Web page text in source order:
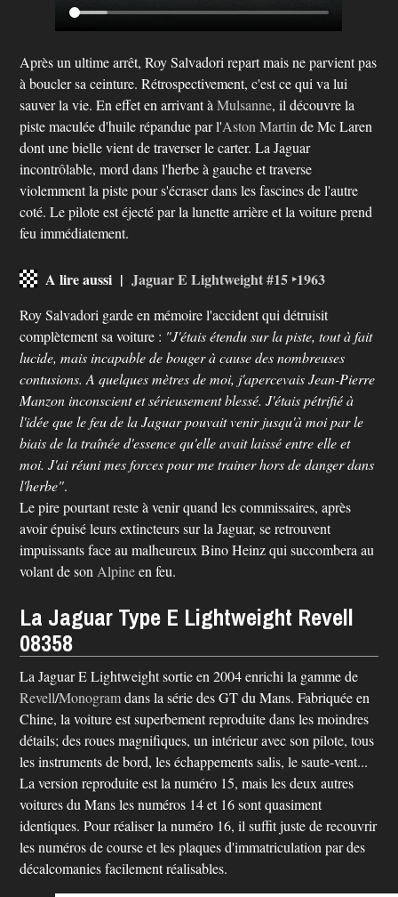
Après un ultime arrêt, Roy Salvadori repart mais ne parvient pas
à boucler sa ceinture. Rétrospectivement, c'est ce qui va lui
sauver la vie. En effet en arrivant àMulsanne, il découvre la
piste maculée d'huile répandue par l'Aston Martin de Mc Laren
dont une bielle vient de traverser le carter. La Jaguar
incontrôlable, mord dans l'herbe à gauche et traverse
violemment la piste pour s'écraser dans les fascines de l'autre
coté. Le pilote est éjecté par la lunette arrière et la voiture prend
feu immédiatement.
A lire aussi |Jaguar E Lightweight #15 ‣1963
Roy Salvadori garde en mémoire l'accident qui détruisit
complètement sa voiture : "J'étais étendu sur la piste, tout à fait
lucide, mais incapable de bouger à cause des nombreuses
contusions. A quelques mètres de moi, j'apercevais Jean-Pierre
Manzon inconscient et sérieusement blessé. J'étais pétrifié à
l'idée que le feu de la Jaguar pouvait venir jusqu'à moi par le
biais de la traînée d'essence qu'elle avait laissé entre elle et
moi. J'ai réuni mes forces pour me trainer hors de danger dans
l'herbe".
Le pire pourtant reste à venir quand les commissaires, après
avoir épuisé leurs extincteurs sur la Jaguar, se retrouvent
impuissants face au malheureux Bino Heinz qui succombera au
volant de son Alpineen feu.
La Jaguar Type E Lightweight Revell
08358
La Jaguar E Lightweight sortie en 2004 enrichi la gamme de
Revell/Monogramdans la série des GT du Mans. Fabriquée en
Chine, la voiture est superbement reproduite dans les moindres
détails; des roues magnifiques, un intérieur avec son pilote, tous
les instruments de bord, les échappements salis, le saute-vent...
La version reproduite est la numéro 15, mais les deux autres
voitures du Mans les numéros 14 et 16 sont quasiment
identiques. Pour réaliser la numéro 16, il suffit juste de recouvrir
les numéros de course et les plaques d'immatriculation par des
décalcomanies facilement réalisables.